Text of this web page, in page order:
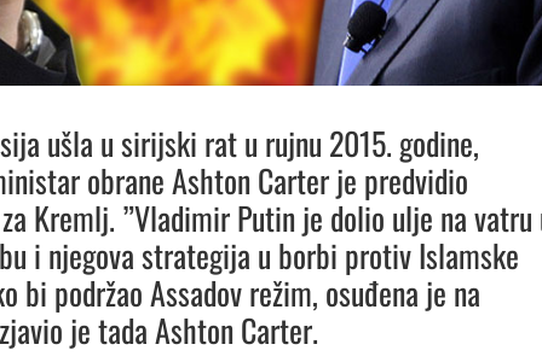
ušla u sirijski rat u rujnu 2015. godine,
obrane Ashton Carter je predvidio
Kremlj. ”Vladimir Putin je dolio ulje na vatru
i njegova strategija u borbi protiv Islamske
bi podržao Assadov režim, osuđena je na
je tada Ashton Carter.